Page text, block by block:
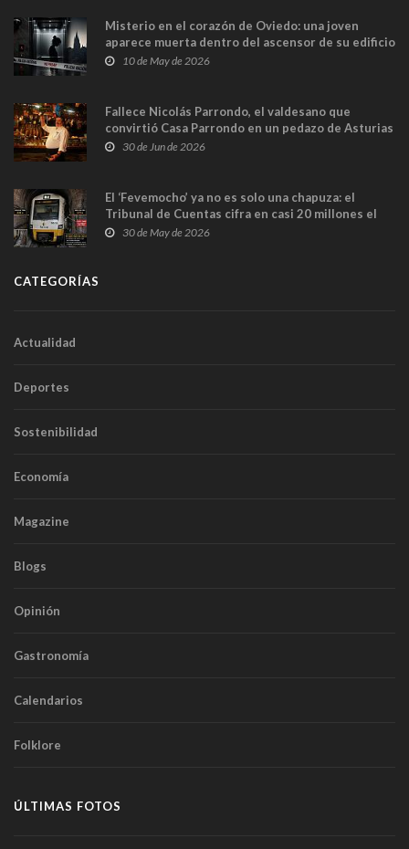
Misterio en el corazón de Oviedo: una joven
aparece muerta dentro del ascensor de su edificio
y las cámaras captan sus últimos minutos
10 de May de 2026
Fallece Nicolás Parrondo, el valdesano que
convirtió Casa Parrondo en un pedazo de Asturias
en Madrid
30 de Jun de 2026
El ‘Fevemocho’ ya no es solo una chapuza: el
Tribunal de Cuentas cifra en casi 20 millones el
sobrecoste de los trenes que no cabían por los
30 de May de 2026
CATEGORÍAS
Actualidad
Deportes
Sostenibilidad
Economía
Magazine
Blogs
Opinión
Gastronomía
Calendarios
Folklore
ÚLTIMAS FOTOS